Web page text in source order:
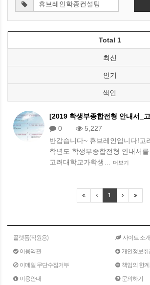
Total 1
최신
인기
색인
[2019 학생부종합전형 안내서_
0
5,227
반갑습니다~ 휴브레인입니다!고
학년도 학생부종합전형 안내서
고려대학교가학생…
더보기
1
플랫폼(직원용)
사이트 소개
이용약관
개인정보취
이메일 무단수집거부
책임의 한
이용안내
문의하기